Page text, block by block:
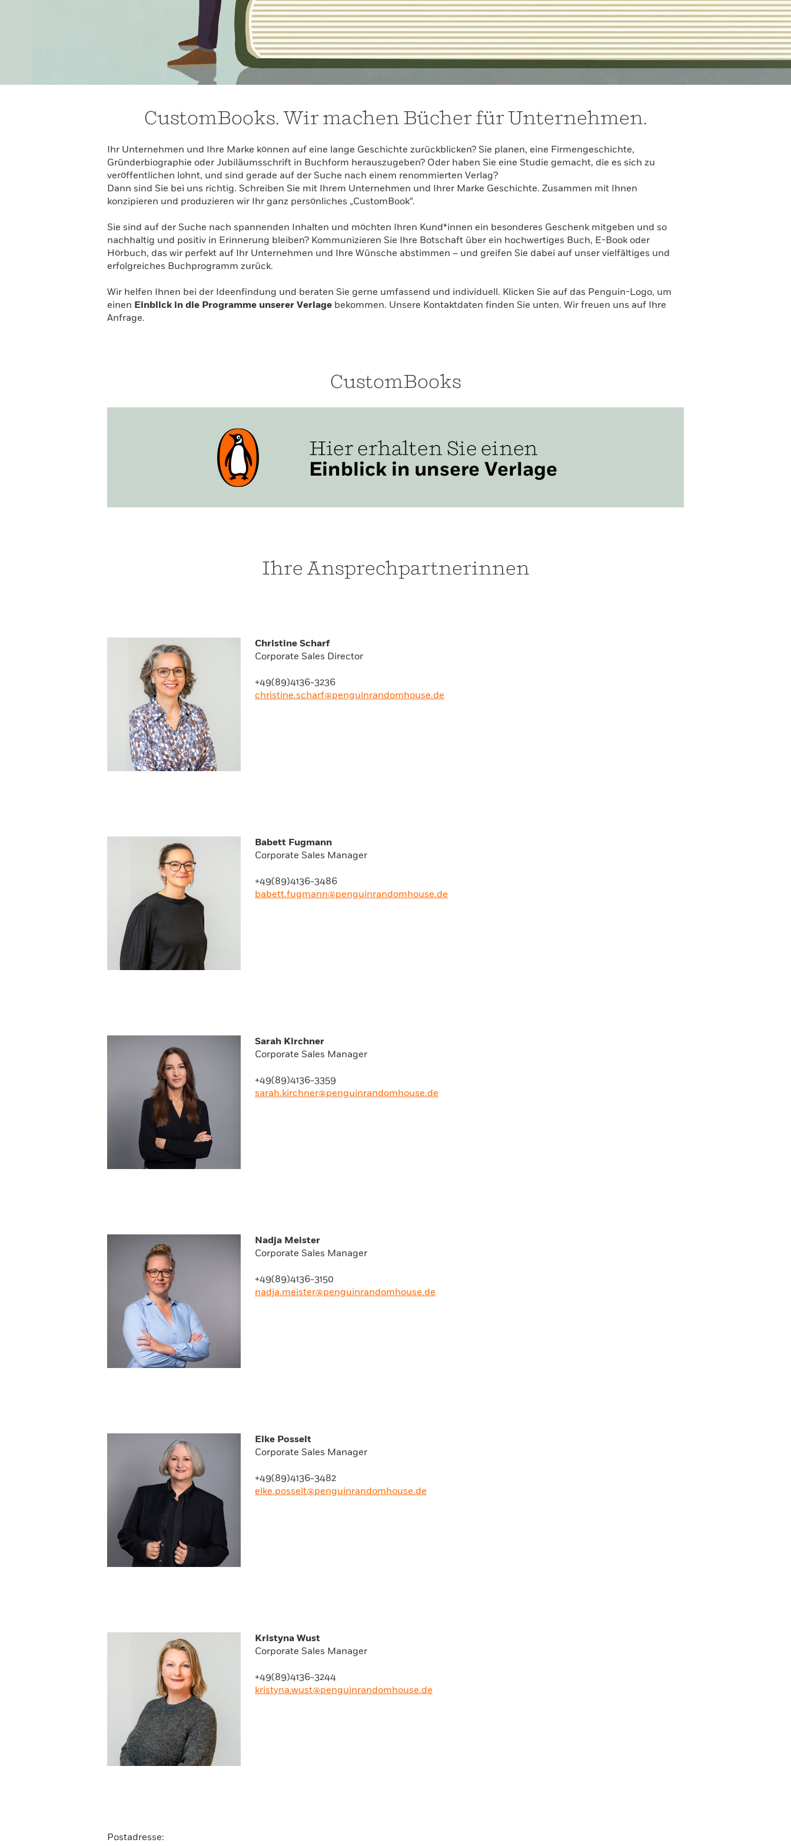
CustomBooks. Wir machen Bücher für Unternehmen.
Ihr Unternehmen und Ihre Marke können auf eine lange Geschichte zurückblicken? Sie planen, eine Firmengeschichte,
Gründerbiographie oder Jubiläumsschrift in Buchform herauszugeben? Oder haben Sie eine Studie gemacht, die es sich zu
veröffentlichen lohnt, und sind gerade auf der Suche nach einem renommierten Verlag?
Dann sind Sie bei uns richtig. Schreiben Sie mit Ihrem Unternehmen und Ihrer Marke Geschichte. Zusammen mit Ihnen
konzipieren und produzieren wir Ihr ganz persönliches „CustomBook“.
Sie sind auf der Suche nach spannenden Inhalten und möchten Ihren Kund*innen ein besonderes Geschenk mitgeben und so
nachhaltig und positiv in Erinnerung bleiben? Kommunizieren Sie Ihre Botschaft über ein hochwertiges Buch, E-Book oder
Hörbuch, das wir perfekt auf Ihr Unternehmen und Ihre Wünsche abstimmen – und greifen Sie dabei auf unser vielfältiges und
erfolgreiches Buchprogramm zurück.
Wir helfen Ihnen bei der Ideenfindung und beraten Sie gerne umfassend und individuell. Klicken Sie auf das Penguin-Logo, um
einen Einblick in die Programme unserer Verlage bekommen. Unsere Kontaktdaten finden Sie unten. Wir freuen uns auf Ihre
Anfrage.
CustomBooks
Ihre Ansprechpartnerinnen
Christine Scharf
Corporate Sales Director
+49(89)4136-3236
christine.scharf@penguinrandomhouse.de
Babett Fugmann
Corporate Sales Manager
+49(89)4136-3486
babett.fugmann@penguinrandomhouse.de
Sarah Kirchner
Corporate Sales Manager
+49(89)4136-3359
sarah.kirchner@penguinrandomhouse.de
Nadja Meister
Corporate Sales Manager
+49(89)4136-3150
nadja.meister@penguinrandomhouse.de
Elke Posselt
Corporate Sales Manager
+49(89)4136-3482
elke.posselt@penguinrandomhouse.de
Kristyna Wust
Corporate Sales Manager
+49(89)4136-3244
kristyna.wust@penguinrandomhouse.de
Postadresse: